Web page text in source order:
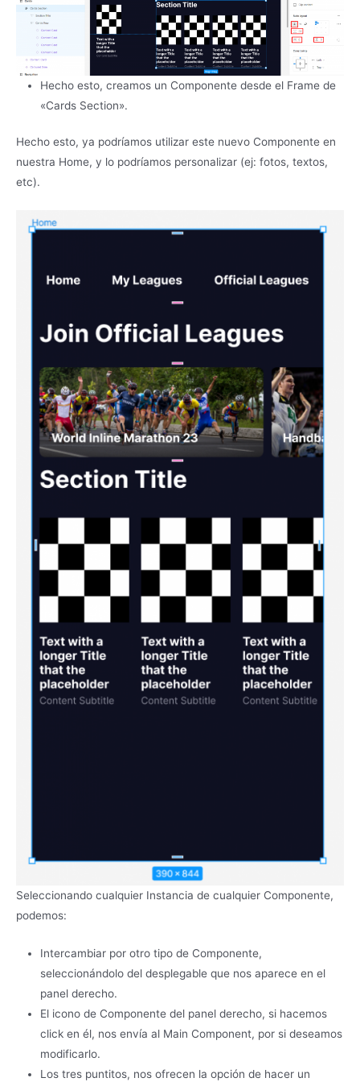
Hecho esto, creamos un Componente desde el Frame de
«Cards Section».
Hecho esto, ya podríamos utilizar este nuevo Componente en
nuestra Home, y lo podríamos personalizar (ej: fotos, textos,
etc).
Seleccionando cualquier Instancia de cualquier Componente,
podemos:
Intercambiar por otro tipo de Componente,
seleccionándolo del desplegable que nos aparece en el
panel derecho.
El icono de Componente del panel derecho, si hacemos
click en él, nos envía al Main Component, por si deseamos
modificarlo.
Los tres puntitos, nos ofrecen la opción de hacer un